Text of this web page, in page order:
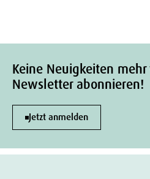
Keine Neuigkeiten mehr
Newsletter abonnieren!
Jetzt anmelden